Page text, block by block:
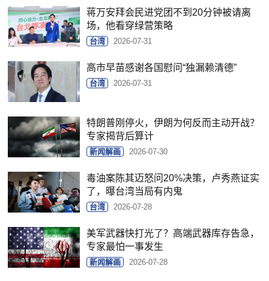
蒋万安拜会民进党团不到20分钟被请离
场，他看穿绿营策略
台湾 2026-07-31
高市早苗感谢各国慰问“独漏赖清德”
台湾 2026-07-31
特朗普刚停火，伊朗为何反而主动开战？
专家揭背后算计
新闻解画 2026-07-30
毒油案陈其迈怒问20%决策，卢秀燕证实
了，曝台湾当局有内鬼
台湾 2026-07-28
美军武器快打光了？高端武器库存告急，
专家最怕一事发生
新闻解画 2026-07-28